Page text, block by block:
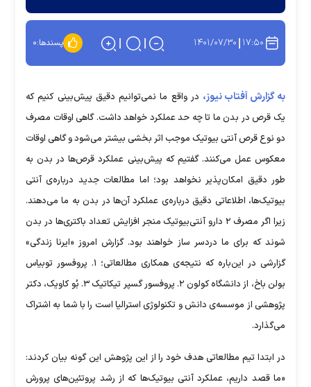
۱۷:۵۰ ۱۴۰۱/۰۷/۳۰ پسندها:۰
به گزارش آفتاب نیوز، در واقع ما نمی‌توانیم دقیق پیش‌بینی کنیم که
یک قرص در بدن ما تا چه حد عملکرد خواهد داشت. گاهی اوقات مصرف
دو نوع قرص آنتی بیوتیک موجب اثر بخشی بیشتر می‌شود و گاهی اوقات
معکوس عمل می‌کنند. گفتیم که پیش‌بینی عملکرد قرص‌ها در بدن به
طور دقیق امکان‌پذیر نخواهد بود؛ اما مطالعات جدید درباره‌ی آنتی
بیوتیک‌ها، اطلاعاتی دقیق درباره‌ی عملکرد آن‌ها در بدن به ما می‌دهند.
زیرا اگر مصرف ۲ دارو آنتی‌بیوتیک منجر افزایش تعداد باکتری‌ها در بدن
شوند که برای ما دردسر ساز خواهند بود. گزارش امروز «ایرنا زندگی»
گزارشی در این‌باره که نتیجه‌ی همکاری مطالعاتی؛ ۱. پروفسور توبیاس
بولن باخ، از دانشگاه کولون ۲. پروفسور گسپر تیکاتیک ۳. بُو کاویک، دکتر
پژوهشی از موسسه‌ی دانش و تکنولوژی استرالیا است را با شما به اشتراک
می‌گذارد.
در ابتدا تیم مطالعاتی هدف خود را از این پژوهش این گونه بیان کردند:
«ما قصد داریم، عملکرد آنتی بیوتیک‌ها که از رشد پروتئین‌های پرورش